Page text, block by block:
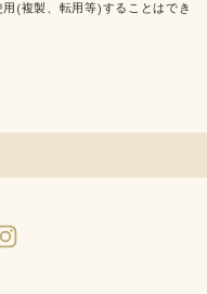
(複製、転用等)することはでき